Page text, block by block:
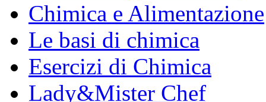
Chimica e Alimentazione
Le basi di chimica
Esercizi di Chimica
Lady&Mister Chef